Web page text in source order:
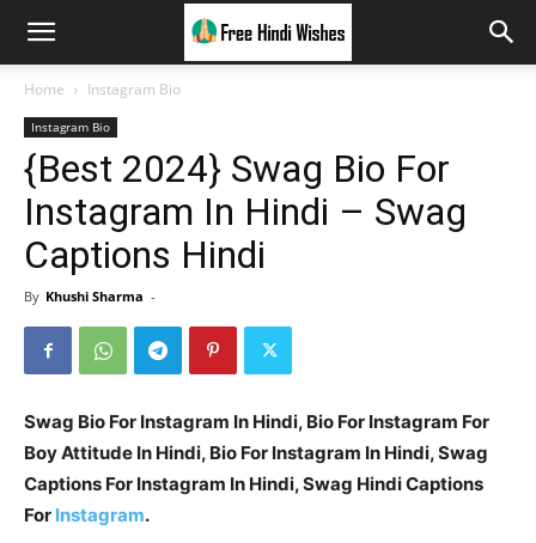
Home Instagram Bio
Instagram Bio
{Best 2024} Swag Bio For
Instagram In Hindi – Swag
Captions Hindi
By Khushi Sharma -
Swag Bio For Instagram In Hindi, Bio For Instagram For
Boy Attitude In Hindi, Bio For Instagram In Hindi, Swag
Captions For Instagram In Hindi, Swag Hindi Captions
For Instagram.